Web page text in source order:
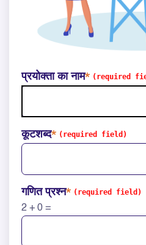
प्रयोक्ता का नाम
कूटशब्द
गणित प्रश्न
2 + 0 =